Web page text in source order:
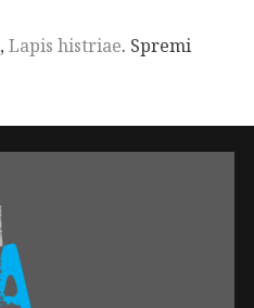
, Lapis histriae. Spremi